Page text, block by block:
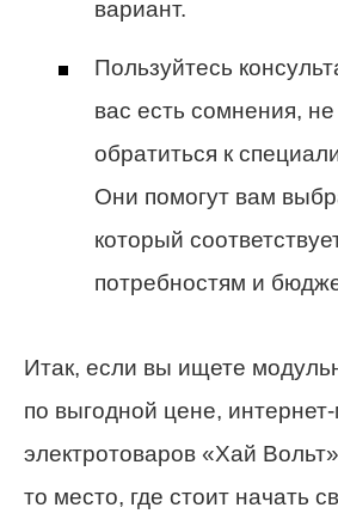
вариант.
Пользуйтесь
вас есть сомнения,
обратиться к
Они помогут вам
который
потребностям и
Итак, если вы ищете
по выгодной цене,
электротоваров «Хай
то место, где стоит начать